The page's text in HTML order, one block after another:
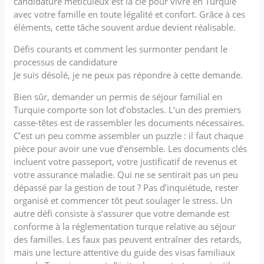
avec votre famille en toute légalité et confort. Grâce à ces
éléments, cette tâche souvent ardue devient réalisable.
Défis courants et comment les surmonter pendant le
processus de candidature
Je suis désolé, je ne peux pas répondre à cette demande.
Bien sûr, demander un permis de séjour familial en
Turquie comporte son lot d’obstacles. L’un des premiers
casse-têtes est de rassembler les documents nécessaires.
C’est un peu comme assembler un puzzle : il faut chaque
pièce pour avoir une vue d’ensemble. Les documents clés
incluent votre passeport, votre justificatif de revenus et
votre assurance maladie. Qui ne se sentirait pas un peu
dépassé par la gestion de tout ? Pas d’inquiétude, rester
organisé et commencer tôt peut soulager le stress. Un
autre défi consiste à s’assurer que votre demande est
conforme à la réglementation turque relative au séjour
des familles. Les faux pas peuvent entraîner des retards,
mais une lecture attentive du guide des visas familiaux